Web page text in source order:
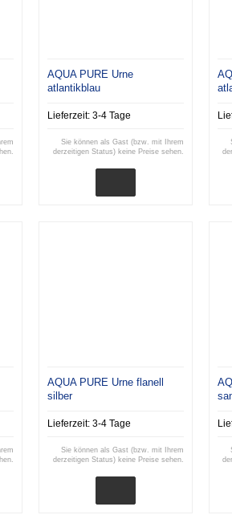
AQUA PURE Urne
atlantikblau
Lieferzeit: 3-4 Tage
Sie können als Gast (bzw. mit Ihrem
derzeitigen Status) keine Preise sehen.
AQUA PURE Urne flanell
silber
Lieferzeit: 3-4 Tage
Sie können als Gast (bzw. mit Ihrem
derzeitigen Status) keine Preise sehen.